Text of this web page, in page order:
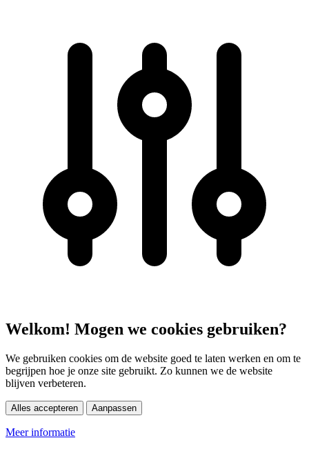
Welkom! Mogen we cookies gebruiken?
We gebruiken cookies om de website goed te laten werken en om te
begrijpen hoe je onze site gebruikt. Zo kunnen we de website
blijven verbeteren.
Alles accepteren Aanpassen
Meer informatie